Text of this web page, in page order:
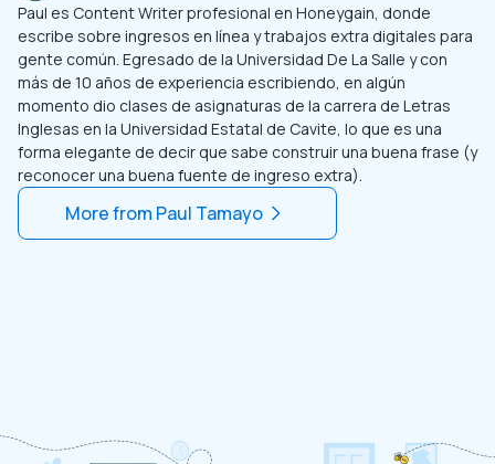
Paul es Content Writer profesional en Honeygain, donde
escribe sobre ingresos en línea y trabajos extra digitales para
gente común. Egresado de la Universidad De La Salle y con
más de 10 años de experiencia escribiendo, en algún
momento dio clases de asignaturas de la carrera de Letras
Inglesas en la Universidad Estatal de Cavite, lo que es una
forma elegante de decir que sabe construir una buena frase (y
reconocer una buena fuente de ingreso extra).
More from Paul Tamayo